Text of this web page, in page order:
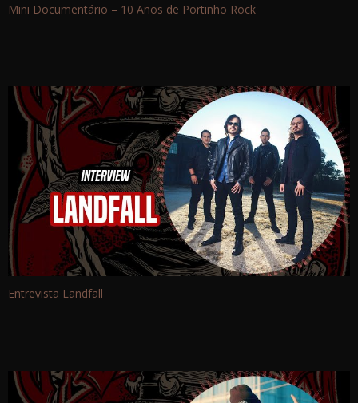
Mini Documentário – 10 Anos de Portinho Rock
Entrevista Landfall